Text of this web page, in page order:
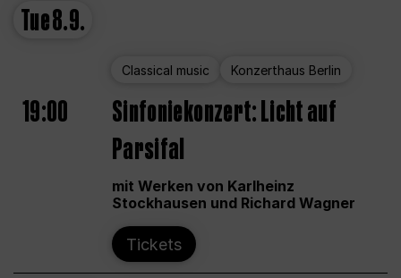
Tue8.9.
Classical music Konzerthaus Berlin
19:00
Sinfoniekonzert: Licht auf
Parsifal
mit Werken von Karlheinz
Stockhausen und Richard Wagner
Tickets